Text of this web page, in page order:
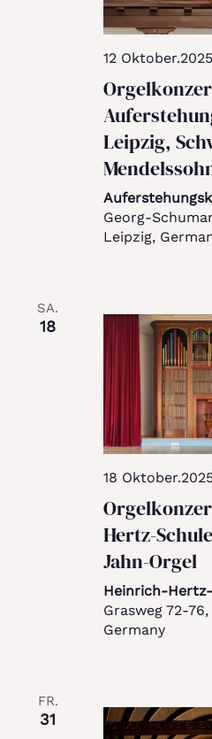
12
Leipzig,
Georg-
Leipzig,
SA.
18
18
Hertz-
Jahn-Orgel
Heinrich-
Grasweg 72-
Germany
FR.
31